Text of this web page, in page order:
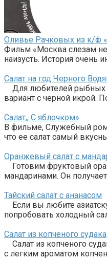
Оливье Рачковых из к/ф
Фильм «Москва слезам
наизусть. История очень
Салат на год Черного
Для любителей рыбных
вариант с черной икрой.
Салат,, С яблочком»
В фильме, Служебный
что ее салат самый
Оранжевый салат с
Готовим фруктовый
мандаринами. Он
Тайский салат с ананасом
Если вы любите
попробовать холодный
Салат из копченого судака
Салат из копченого
с легким ароматом